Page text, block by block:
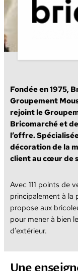
Fondée en 1975,
Groupement
rejoint le
Bricomarché et
l’offre.
décoration de la
client au cœur de
Avec 111 points de
principalement à la
propose aux
pour mener à bien
d’extérieur.
Une